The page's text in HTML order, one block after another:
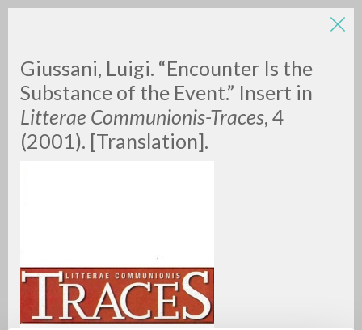
Giussani, Luigi. “Encounter Is the
Substance of the Event.” Insert in
Litterae Communionis-Traces, 4
(2001). [Translation].
LUIGI
GIUSSANI